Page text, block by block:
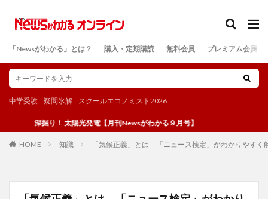
「Newsがわかる」とは？ 購入・定期購読 無料会員 プレミアム会員
中学受験 疑問氷解 スクールエコノミスト2026
掘り！ 太陽光発電【月刊Newsがわかる９月号】
HOME 知識 「気候正義」とは 「ニュース検定」がわかりやすく
検索